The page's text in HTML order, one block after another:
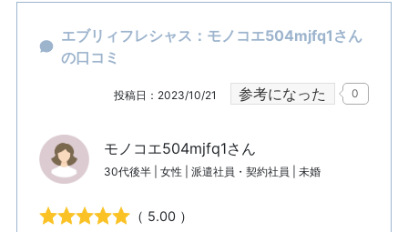
エブリィフレシャス：モノコエ504mjfq1さん
の口コミ
投稿日：2023/10/21 参考になった 0
モノコエ504mjfq1さん
30代後半 | 女性 | 派遣社員・契約社員 | 未婚
（ 5.00 ）